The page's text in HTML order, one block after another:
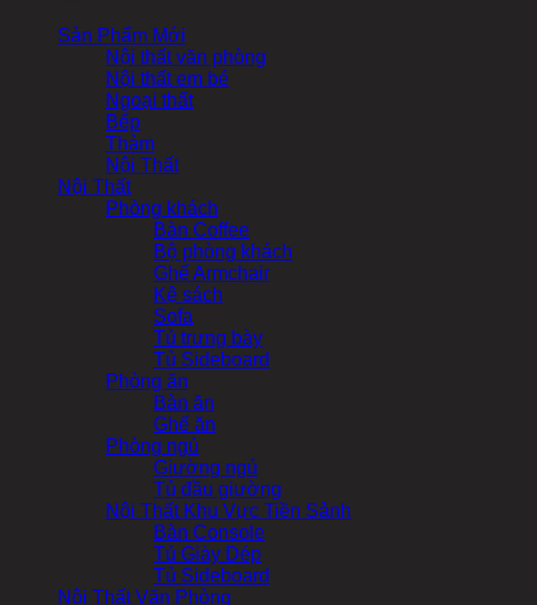
Sản Phẩm Mới
Nội thất văn phòng
Nội thất em bé
Ngoại thất
Bếp
Thảm
Nội Thất
Nội Thất
Phòng khách
Bàn Coffee
Bộ phòng khách
Ghế Armchair
Kệ sách
Sofa
Tủ trưng bày
Tủ Sideboard
Phòng ăn
Bàn ăn
Ghế ăn
Phòng ngủ
Giường ngủ
Tủ đầu giường
Nội Thất Khu Vực Tiền Sảnh
Bàn Console
Tủ Giày Dép
Tủ Sideboard
Nội Thất Văn Phòng